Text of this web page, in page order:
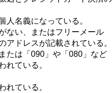
名義になっている。
ない、またはフリーメール
アドレスが記載されている。
たは「090」や「080」など
れている。
れている。